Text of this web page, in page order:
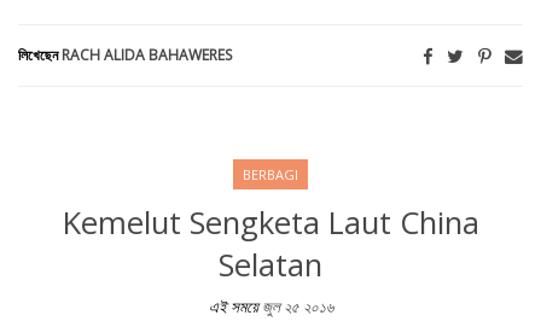
লিখেছেনRACH ALIDA BAHAWERES
BERBAGI
Kemelut Sengketa Laut China
Selatan
এই সময়েজুল ২৫ ২০১৬